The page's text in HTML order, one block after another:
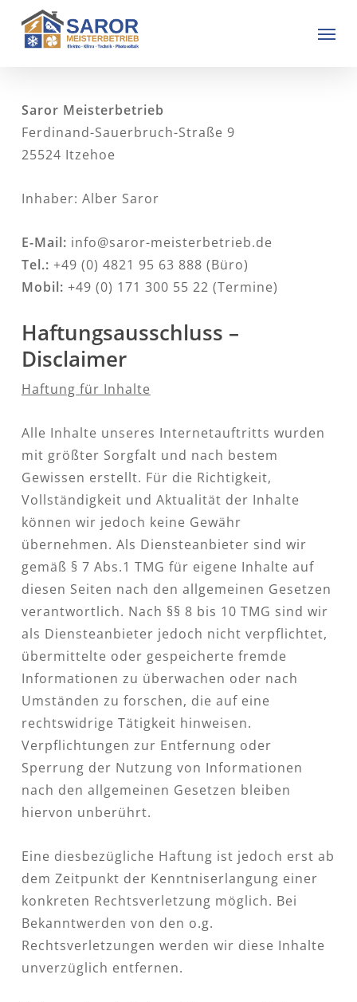
Saror Meisterbetrieb
Ferdinand-Sauerbruch-Straße 9
25524 Itzehoe
Inhaber: Alber Saror
E-Mail: info@saror-meisterbetrieb.de
Tel.: +49 (0) 4821 95 63 888 (Büro)
Mobil: +49 (0) 171 300 55 22 (Termine)
Haftungsausschluss –
Disclaimer
Haftung für Inhalte
Alle Inhalte unseres Internetauftritts wurden
mit größter Sorgfalt und nach bestem
Gewissen erstellt. Für die Richtigkeit,
Vollständigkeit und Aktualität der Inhalte
können wir jedoch keine Gewähr
übernehmen. Als Diensteanbieter sind wir
gemäß § 7 Abs.1 TMG für eigene Inhalte auf
diesen Seiten nach den allgemeinen Gesetzen
verantwortlich. Nach §§ 8 bis 10 TMG sind wir
als Diensteanbieter jedoch nicht verpflichtet,
übermittelte oder gespeicherte fremde
Informationen zu überwachen oder nach
Umständen zu forschen, die auf eine
rechtswidrige Tätigkeit hinweisen.
Verpflichtungen zur Entfernung oder
Sperrung der Nutzung von Informationen
nach den allgemeinen Gesetzen bleiben
hiervon unberührt.
Eine diesbezügliche Haftung ist jedoch erst ab
dem Zeitpunkt der Kenntniserlangung einer
konkreten Rechtsverletzung möglich. Bei
Bekanntwerden von den o.g.
Rechtsverletzungen werden wir diese Inhalte
unverzüglich entfernen.